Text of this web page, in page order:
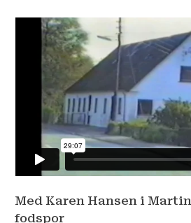
Med Karen Hansen i
fodspor